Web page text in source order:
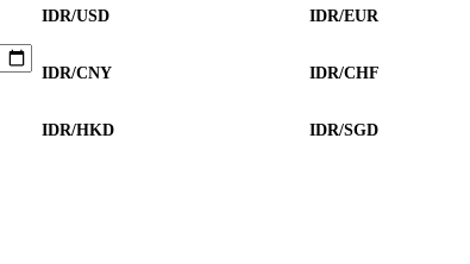
IDR/USD IDR/EUR
IDR/CNY IDR/CHF
IDR/HKD IDR/SGD